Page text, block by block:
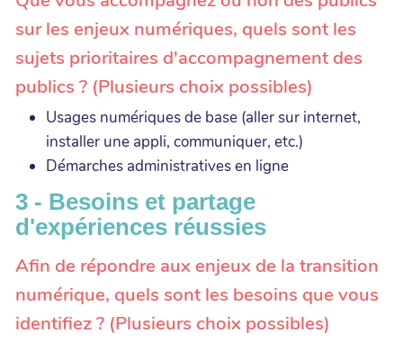
sur les enjeux numériques, quels sont les
sujets prioritaires d'accompagnement des
publics ? (Plusieurs choix possibles)
Usages numériques de base (aller sur internet,
installer une appli, communiquer, etc.)
Démarches administratives en ligne
3 - Besoins et partage
d'expériences réussies
Afin de répondre aux enjeux de la transition
numérique, quels sont les besoins que vous
identifiez ? (Plusieurs choix possibles)